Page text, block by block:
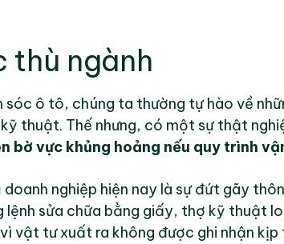
thù ngành
sóc ô tô, chúng ta thường tự hào về
thuật. Thế nhưng, có một sự thật
bờ vực khủng hoảng nếu quy trình
nghiệp hiện nay là sự đứt gãy
sửa chữa bằng giấy, thợ kỹ thuật
vật tư xuất ra không được ghi nhận kịp